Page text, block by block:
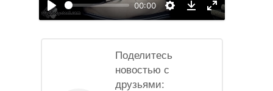
Воспроизвести
00:00
Настройки
Download
На
Поделитесь
новостью с
друзьями: